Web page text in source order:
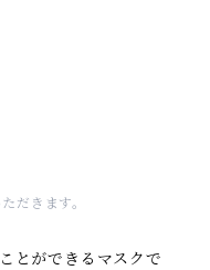
だきます。
とができるマスクで